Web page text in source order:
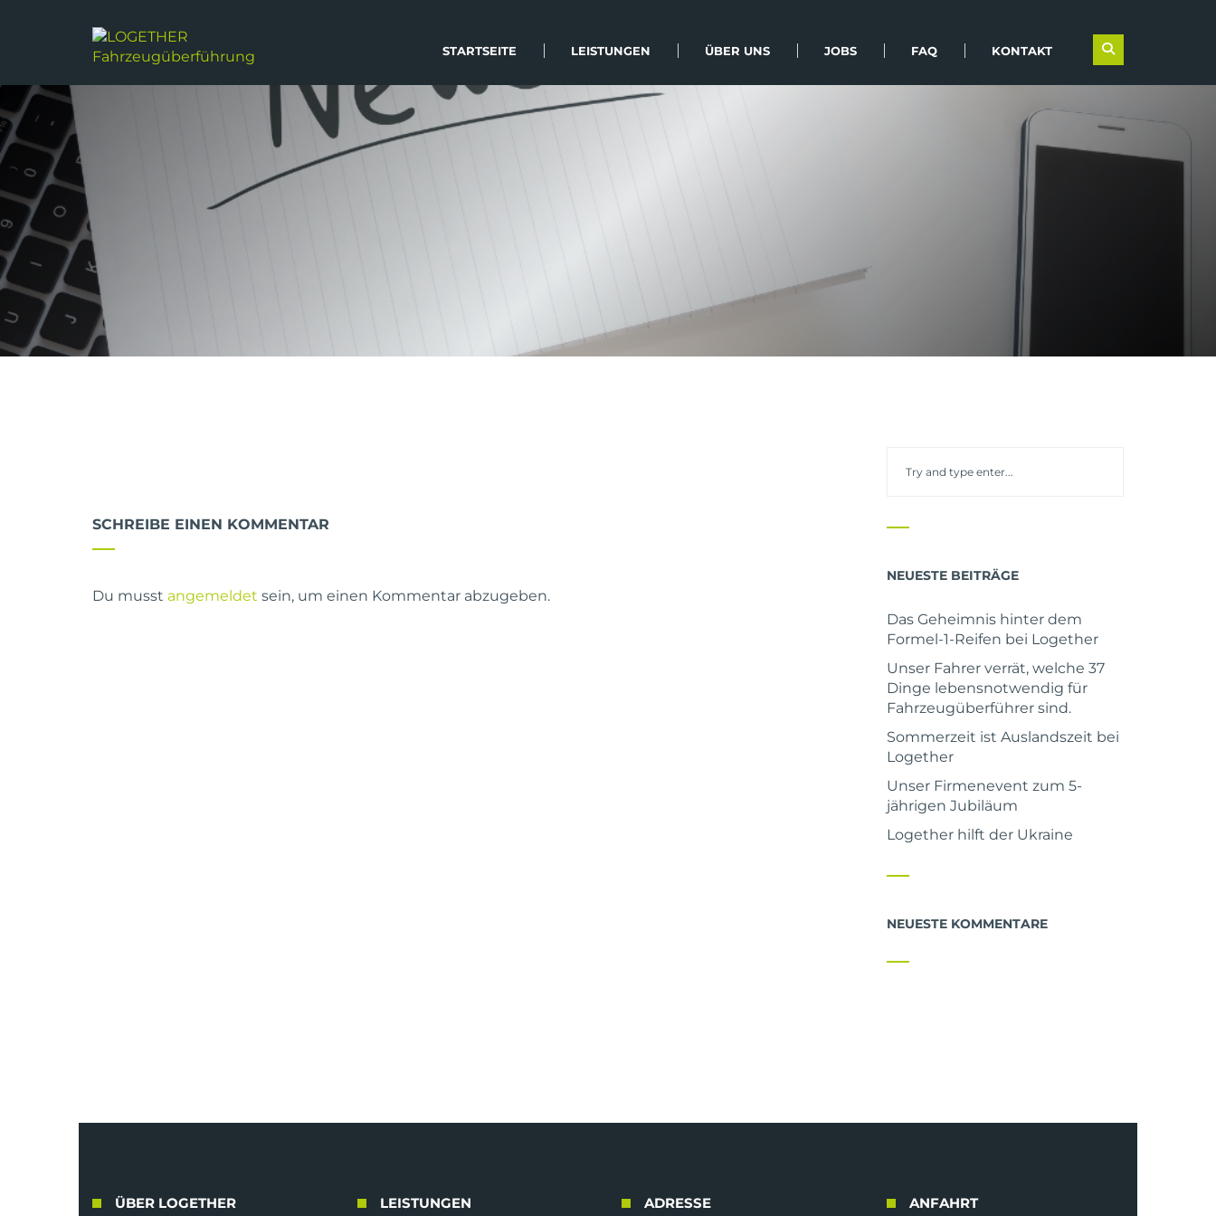
STARTSEITE LEISTUNGEN ÜBER UNS JOBS FAQ KONTAKT
SCHREIBE EINEN KOMMENTAR
Du musst angemeldet sein, um einen Kommentar abzugeben.
NEUESTE BEITRÄGE
Das Geheimnis hinter dem
Formel-1-Reifen bei Logether
Unser Fahrer verrät, welche 37
Dinge lebensnotwendig für
Fahrzeugüberführer sind.
Sommerzeit ist Auslandszeit bei
Logether
Unser Firmenevent zum 5-
jährigen Jubiläum
Logether hilft der Ukraine
NEUESTE KOMMENTARE
ÜBER LOGETHER LEISTUNGEN ADRESSE ANFAHRT